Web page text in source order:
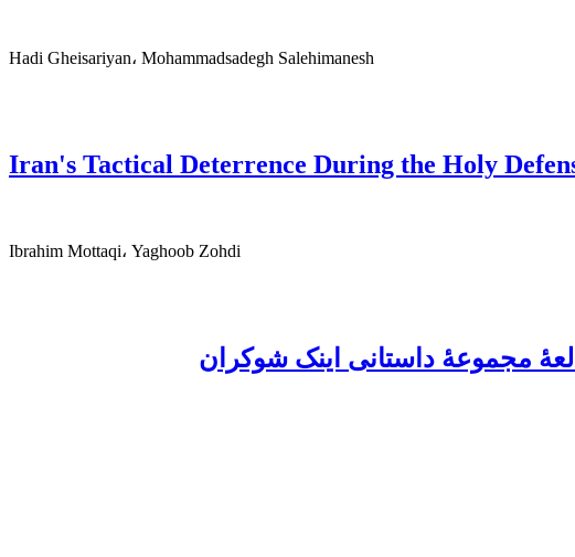
Hadi Gheisariyan، Mohammadsadegh Salehimanesh
Iran's Tactical Deterrence During the Holy
Ibrahim Mottaqi، Yaghoob Zohdi
مجموعۀ داستانی اینک شوکران